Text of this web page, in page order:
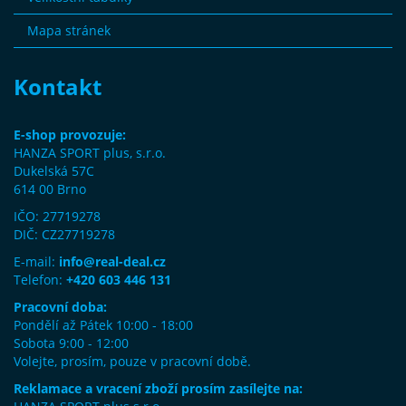
Mapa stránek
Kontakt
E-shop provozuje:
HANZA SPORT plus, s.r.o.
Dukelská 57C
614 00 Brno
IČO: 27719278
DIČ: CZ27719278
E-mail: info@real-deal.cz
Telefon: +420 603 446 131
Pracovní doba:
Pondělí až Pátek 10:00 - 18:00
Sobota 9:00 - 12:00
Volejte, prosím, pouze v pracovní době.
Reklamace a vracení zboží prosím zasílejte na: